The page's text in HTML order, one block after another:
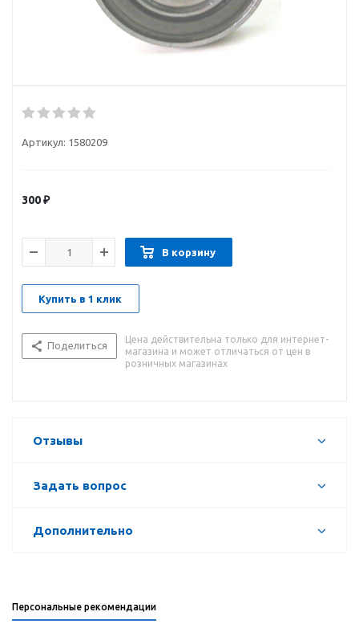
Артикул: 1580209
300₽
В корзину
Купить в 1 клик
Поделиться
Цена действительна только для интернет-
магазина и может отличаться от цен в
розничных магазинах
Отзывы
Задать вопрос
Дополнительно
Персональные рекомендации